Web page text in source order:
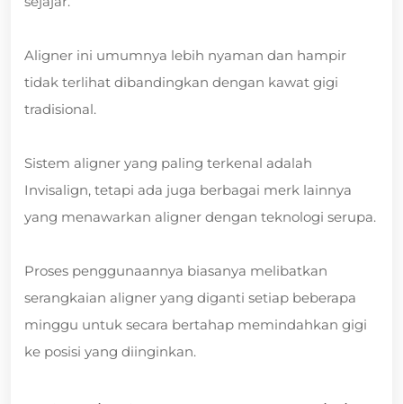
Aligner ini umumnya lebih nyaman dan hampir
tidak terlihat dibandingkan dengan kawat gigi
tradisional.
Sistem aligner yang paling terkenal adalah
Invisalign, tetapi ada juga berbagai merk lainnya
yang menawarkan aligner dengan teknologi serupa.
Proses penggunaannya biasanya melibatkan
serangkaian aligner yang diganti setiap beberapa
minggu untuk secara bertahap memindahkan gigi
ke posisi yang diinginkan.